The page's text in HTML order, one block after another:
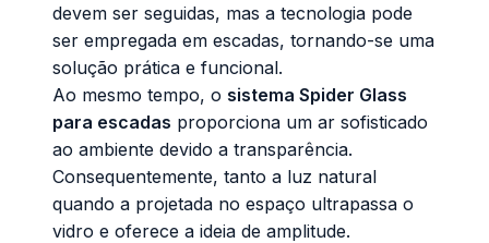
devem ser seguidas, mas a tecnologia pode
ser empregada em escadas, tornando-se uma
solução prática e funcional.
Ao mesmo tempo, o sistema Spider Glass
para escadas proporciona um ar sofisticado
ao ambiente devido a transparência.
Consequentemente, tanto a luz natural
quando a projetada no espaço ultrapassa o
vidro e oferece a ideia de amplitude.